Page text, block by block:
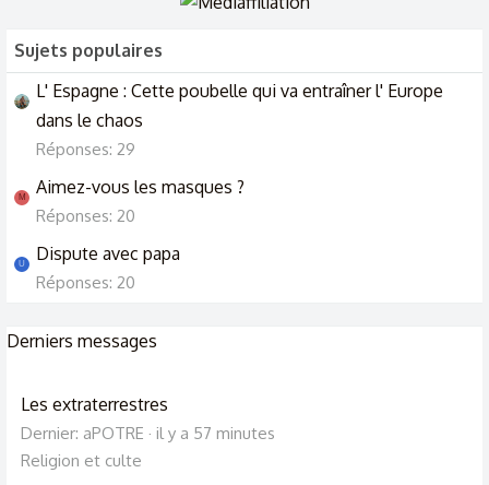
Sujets populaires
L' Espagne : Cette poubelle qui va entraîner l' Europe
dans le chaos
Réponses: 29
M Aimez-vous les masques ?
Réponses: 20
U Dispute avec papa
Réponses: 20
Derniers messages
Les extraterrestres
Dernier: aPOTRE
il y a 57 minutes
Religion et culte